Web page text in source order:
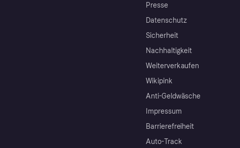
Presse
Datenschutz
Sicherheit
Nachhaltigkeit
Weiterverkaufen
Wikipink
Anti-Geldwäsche
Impressum
Barrierefreiheit
Auto-Track